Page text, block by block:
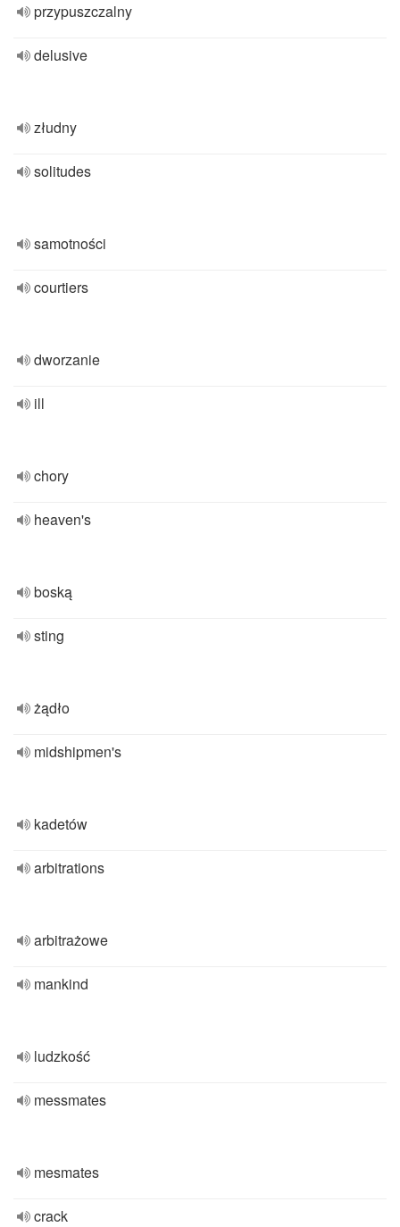
przypuszczalny
delusive
złudny
solitudes
samotności
courtiers
dworzanie
ill
chory
heaven's
boską
sting
żądło
midshipmen's
kadetów
arbitrations
arbitrażowe
mankind
ludzkość
messmates
mesmates
crack